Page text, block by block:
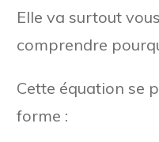
Elle va surtout
comprendre
Cette équation se
forme :